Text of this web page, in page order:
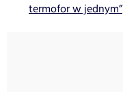
termofor w jednym”